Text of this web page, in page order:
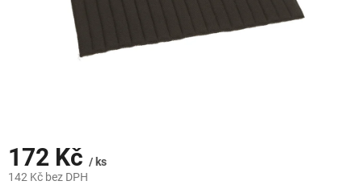
172 Kč / ks
142 Kč bez DPH